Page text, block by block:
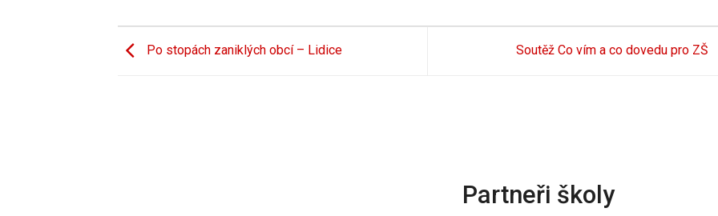
Po stopách zaniklých obcí – Lidice Soutěž Co vím a co dovedu pro ZŠ
Partneři školy